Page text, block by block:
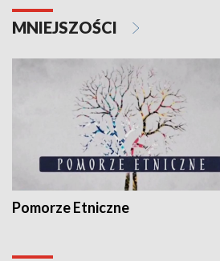
MNIEJSZOŚCI
Pomorze Etniczne